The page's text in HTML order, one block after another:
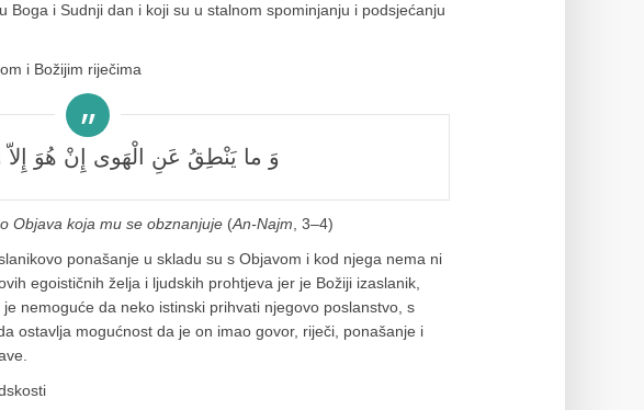
Boga i Sudnji dan i koji su u stalnom spominjanju i podsjećanju
i Božijim riječima
وَ ما يَنْطِقُ عَنِ الْهَوى إِنْ هُوَ
Objava koja mu se obznanjuje (An-Najm, 3–4)
ponašanje u skladu su s Objavom i kod njega nema ni
egoističnih želja i ljudskih prohtjeva jer je Božiji izaslanik,
nemoguće da neko istinski prihvati njegovo poslanstvo, s
ostavlja mogućnost da je on imao govor, riječi, ponašanje i